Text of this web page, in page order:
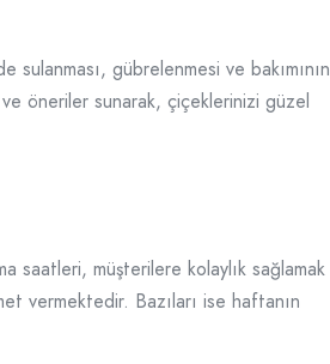
gübrelenmesi ve bakımının
ve öneriler sunarak, çiçeklerinizi güzel
saatleri, müşterilere kolaylık sağlamak
vermektedir. Bazıları ise haftanın